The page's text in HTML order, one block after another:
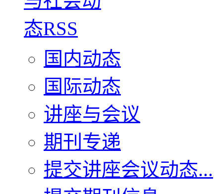
国内动态
国际动态
讲座与会议
期刊专递
提交讲座会议动态...